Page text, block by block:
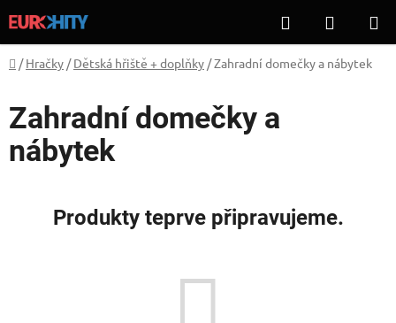
na
obsah
Hledat
KOŠÍK
Domů
/ Hračky / Dětská hřiště + doplňky /Zahradní domečky a nábytek
Zahradní domečky a
nábytek
Produkty teprve připravujeme.